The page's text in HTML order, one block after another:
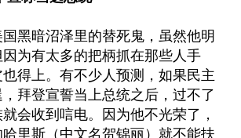
黑暗沼泽里的替死鬼，虽然他明
为有太多的把柄抓在那些人手
得上。有不少人预测，如果民主
拜登宣誓当上总统之后，过不了
会收到唁电。因为他不光荣了，
里斯（中文名贺锦丽）就不能扶